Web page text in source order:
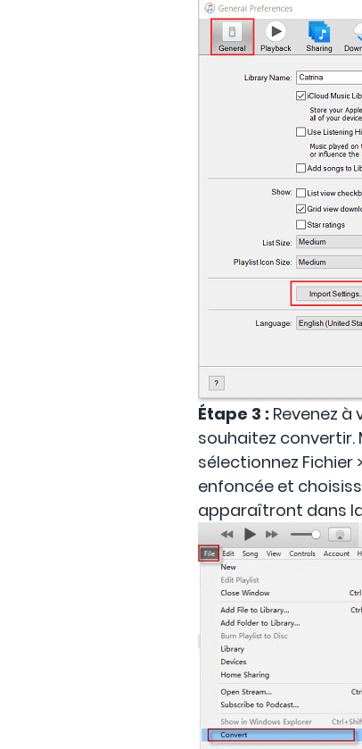
Étape 3 : Revenez
souhaitez convertir.
sélectionnez Fichier
enfoncée et
apparaîtront dans